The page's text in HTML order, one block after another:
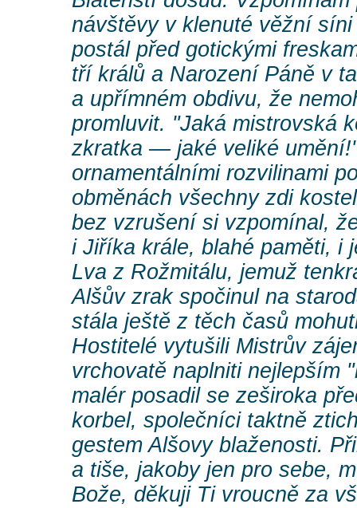
návštěvy v klenuté věžní
postál před gotickými
tří králů a Narození Páně v
a upřímném obdivu, že
promluvit. "Jaká mistrovská
zkratka — jaké veliké
ornamentálními rozvilinami
obměnách všechny zdi
bez vzrušení si vzpomínal,
i Jiříka krále, blahé paměti, i
Lva z Rožmitálu, jemuž
Alšův zrak spočinul na
stála ještě z těch časů
Hostitelé vytušili Mistrův
vrchovatě naplniti nejlepším
malér posadil se zeširoka
korbel, společníci taktně
gestem Alšovy blaženosti.
a tiše, jakoby jen pro sebe,
Bože, děkuji Ti vroucně za